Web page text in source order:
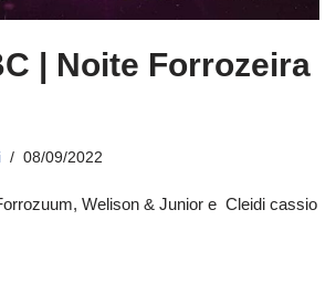
| Noite Forrozeira
08/09/2022
Welison & Junior e Cleidi cassio